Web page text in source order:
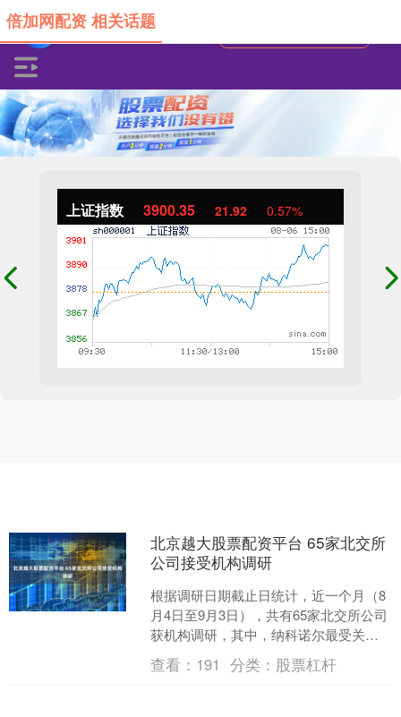
上证指数 3900.35 21.92 0.57%
倍加网配资 相关话题
北京越大股票配资平台 65家北交所
公司接受机构调研
根据调研日期截止日统计，近一个月（8
月4日至9月3日），共有65家北交所公司
获机构调研，其中，纳科诺尔最受关
注，参与调研的机构有114家。 证券时报
·数据宝统计....
查看： 191 分类： 股票杠杆